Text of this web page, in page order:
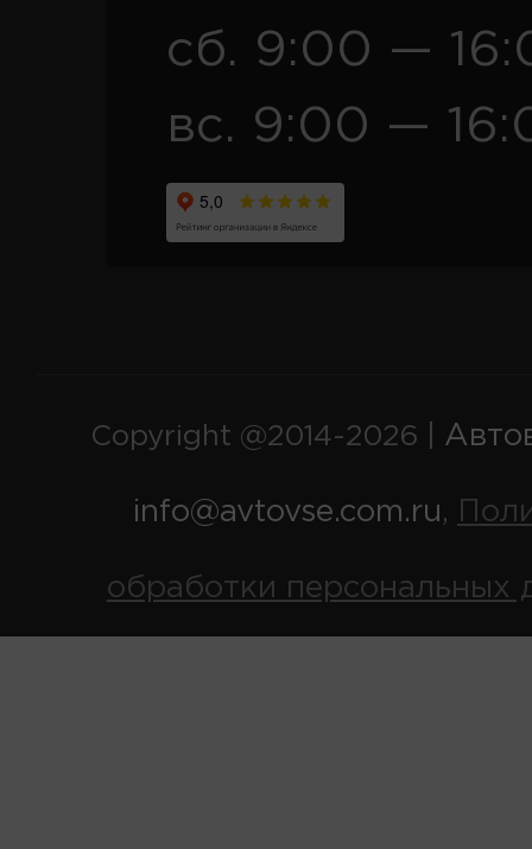
сб. 9:00 —
вс. 9:00 —
Copyright @2014-2026 |
info@avtovse.com.ru,
обработки персональных